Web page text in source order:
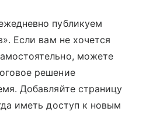
публикуем
Если вам не хочется
можете
решение
Добавляйте страницу
иметь доступ к новым